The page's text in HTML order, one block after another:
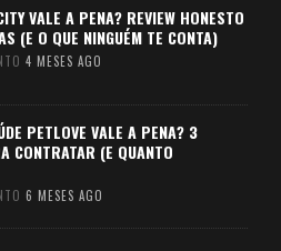
VALE A PENA? REVIEW HONESTO
(E O QUE NINGUÉM TE CONTA)
4 MESES AGO
PETLOVE VALE A PENA? 3
CONTRATAR (E QUANTO
6 MESES AGO